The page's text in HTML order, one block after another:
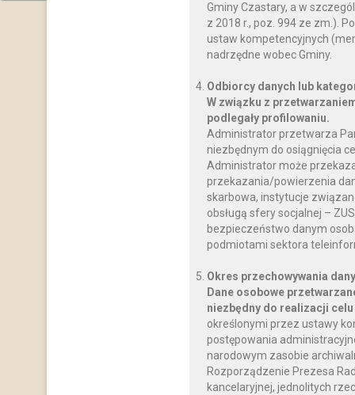
Gminy Czastary, a w
z 2018 r., poz. 994 ze zm.).
ustaw kompetencyjnych
nadrzędne wobec Gminy.
Odbiorcy danych lub
W związku z
podlegały profilowaniu.
Administrator przetwarza
niezbędnym do osiągnięcia
Administrator może
przekazania/powierzenia
skarbowa, instytucje
obsługą sfery socjalnej –
bezpieczeństwo danym
podmiotami sektora
Okres przechowywania
Dane osobowe
niezbędny do realizacji
określonymi przez ustawy
postępowania
narodowym zasobie
Rozporządzenie Prezesa
kancelaryjnej, jednolitych